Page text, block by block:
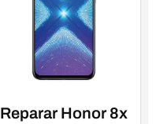
Reparar Honor 8x